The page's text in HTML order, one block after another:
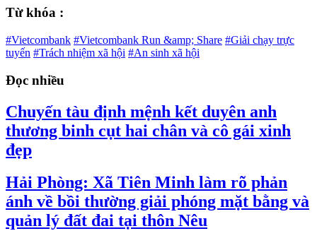
Từ khóa :
#Vietcombank #Vietcombank Run &amp; Share #Giải chạy trực
tuyến #Trách nhiệm xã hội #An sinh xã hội
Đọc nhiều
Chuyến tàu định mệnh kết duyên anh
thương binh cụt hai chân và cô gái xinh
đẹp
Hải Phòng: Xã Tiên Minh làm rõ phản
ánh về bồi thường giải phóng mặt bằng và
quản lý đất đai tại thôn Nêu